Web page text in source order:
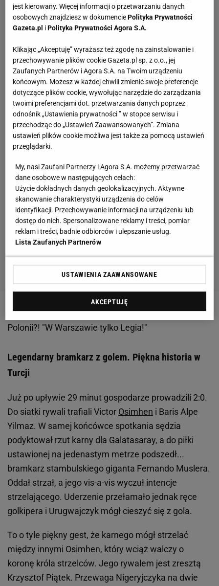
Zobacz wideoJakub Kosecki był na trybunie kibiców
Polonii?! "W Warszawie tylko Legia!"
Legendarny bramkarz z golem. Piękna historia w
Turcji
Już po upływie 29 minut gospodarze prowadzili 2:0.
Do siatki rywali trafiali Victor Osimhen i Baris Alpe
Yilmaz. W samej końcówce spotkania sędzia
podyktował rzut karny dla Galatasaray, a do piłki
ustawionej na jedenastym metrze podszedł...
bramkarz stambulskiego giganta Fernando Muslera.
Oddał strzał, a jego vis-a-vis wyczuł intencje
strzelającego. Uderzenie przełamało jednak ręce
golkipera i Urugwajczyk mógł cieszyć się z gola.
To o tyle piękny gest, że karnego mógł strzelać
między innymi Osimhen, który wciąż walczy o
koronę króla strzelców. Jego rywalem jest zresztą
Krzysztof Piątek. Przewaga Nigeryjczyka na dwie
jest kierowany. Więcej informacji o przetwarzaniu danych
osobowych znajdziesz w dokumenciePolityka Prywatności
Gazeta.pl iPolityka Prywatności Agora S.A.
Klikając „Akceptuję” wyrażasz też zgodę na zainstalowanie i
przechowywanie plików cookie Gazeta.pl sp. z o.o., jej
Zaufanych Partnerów i Agora S.A. na Twoim urządzeniu
końcowym. Możesz w każdej chwili zmienić swoje preferencje
dotyczące plików cookie, wywołując narzędzie do zarządzania
twoimi preferencjami dot. przetwarzania danych poprzez
odnośnik „Ustawienia prywatności ” w stopce serwisu i
przechodząc do „Ustawień Zaawansowanych”. Zmiana
ustawień plików cookie możliwa jest także za pomocą ustawień
przeglądarki.
My, nasi Zaufani Partnerzy i Agora S.A. możemy przetwarzać
dane osobowe w następujących celach:
Użycie dokładnych danych geolokalizacyjnych. Aktywne
skanowanie charakterystyki urządzenia do celów
identyfikacji. Przechowywanie informacji na urządzeniu lub
dostęp do nich. Spersonalizowane reklamy i treści, pomiar
reklam i treści, badnie odbiorców i ulepszanie usług.
Lista Zaufanych Partnerów
USTAWIENIA ZAAWANSOWANE
AKCEPTUJĘ